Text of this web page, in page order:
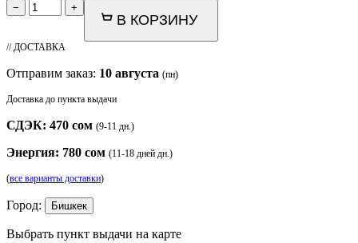
− +
В КОРЗИНУ
// ДОСТАВКА
Отправим заказ: 10 августа (пн)
Доставка до пункта выдачи
СДЭК: 470 сом (9-11 дн.)
Энергия: 780 сом (11-18 дней дн.)
(все варианты доставки)
Город: Бишкек
Выбрать пункт выдачи на карте